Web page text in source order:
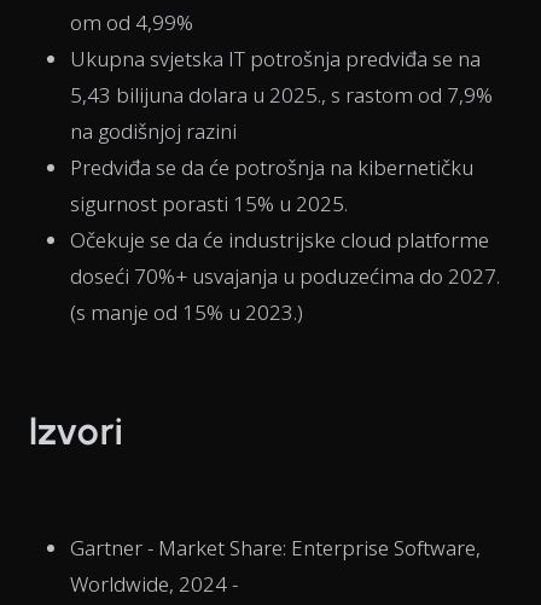
om od 4,99%
Ukupna svjetska IT potrošnja predviđa se na
5,43 bilijuna dolara u 2025., s rastom od 7,9%
na godišnjoj razini
Predviđa se da će potrošnja na kibernetičku
sigurnost porasti 15% u 2025.
Očekuje se da će industrijske cloud platforme
doseći 70%+ usvajanja u poduzećima do 2027.
(s manje od 15% u 2023.)
Izvori
Gartner - Market Share: Enterprise Software,
Worldwide, 2024 -